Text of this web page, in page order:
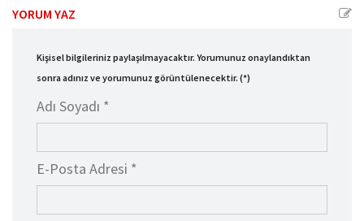
YORUM YAZ
Kişisel bilgileriniz paylaşılmayacaktır. Yorumunuz onaylandıktan
sonra adınız ve yorumunuz görüntülenecektir. (*)
Adı Soyadı *
E-Posta Adresi *